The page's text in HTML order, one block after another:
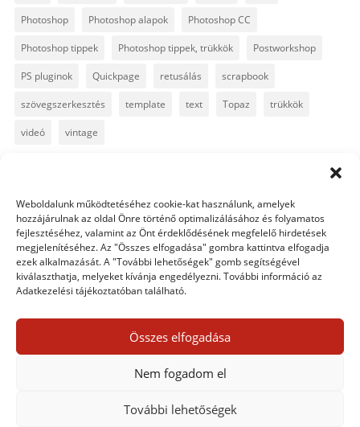
Weboldalunk működtetéséhez cookie-kat használunk, amelyek
hozzájárulnak az oldal Önre történő optimalizálásához és folyamatos
fejlesztéséhez, valamint az Önt érdeklődésének megfelelő hirdetések
megjelenítéséhez. Az "Összes elfogadása" gombra kattintva elfogadja
ezek alkalmazását. A "További lehetőségek" gomb segítségével
kiválaszthatja, melyeket kívánja engedélyezni. További információ az
Adatkezelési tájékoztatóban található.
Összes elfogadása
Nem fogadom el
További lehetőségek
Photoshop Photoshop alapok Photoshop CC
Photoshop tippek Photoshop tippek, trükkök Postworkshop
PS pluginok Quickpage retusálás scrapbook
szövegszerkesztés template text Topaz trükkök
videó vintage
1 hozzászólás
juma 2011. június 23. csütörtök-n 11:01 közelében
Húúúúúúúúú, gyönyörűűűűűű! Mindkettőn!!!!:-)
Egy hozzászólás elküldése
Hozzászólás küldéséhezbe kell jelentkezni